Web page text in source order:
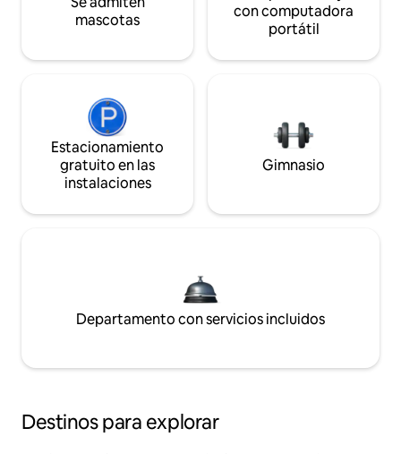
mascotas
con computadora
portátil
Estacionamiento
gratuito en las
instalaciones
Gimnasio
Departamento con servicios incluidos
Destinos para explorar